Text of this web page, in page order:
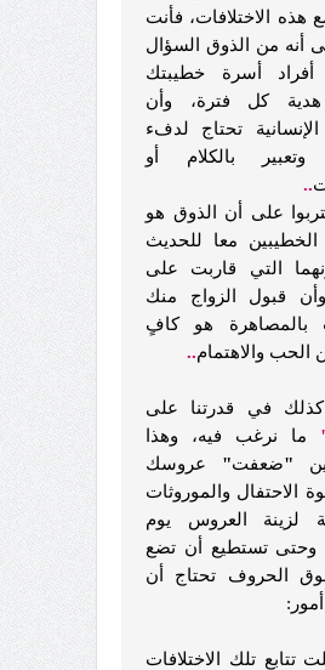
هذه الاختلافات، فأنت
أنه من الذوق السؤال
أسرة خطيبتك
هدية كل فترة، وأن
الإنسانية تحتاج لدفء
بالكلام أو
..
على أن الذوق هو
الخطيبين معا للحديث
التي قاربت على
وأن قبول الزواج منك
بالمصاهرة هو كافٍ
الحب والاهتمام..
في قدرتنا على
ما نرغب فيه، وهذا
"ضعفت" عروسك
الاحتفال والموروثات
لزينة العروس يوم
وحتى تستطيع أن تضع
الحروف تحتاج أن
تتابع تلك الاختلافات